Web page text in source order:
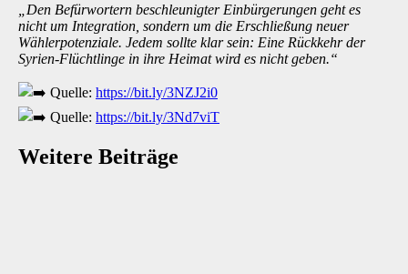
„Den Befürwortern beschleunigter Einbürgerungen geht es
nicht um Integration, sondern um die Erschließung neuer
Wählerpotenziale. Jedem sollte klar sein: Eine Rückkehr der
Syrien-Flüchtlinge in ihre Heimat wird es nicht geben.“
Quelle: https://bit.ly/3NZJ2i0
Quelle: https://bit.ly/3Nd7viT
Weitere Beiträge